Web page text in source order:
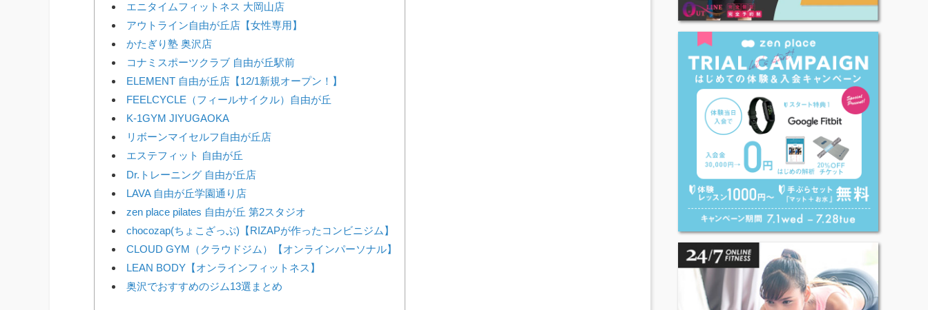
エニタイムフィットネス 大岡山店
アウトライン自由が丘店【女性専用】
かたぎり塾 奥沢店
コナミスポーツクラブ 自由が丘駅前
ELEMENT 自由が丘店【12/1新規オープン！】
FEELCYCLE（フィールサイクル）自由が丘
K-1GYM JIYUGAOKA
リボーンマイセルフ自由が丘店
エステフィット 自由が丘
Dr.トレーニング 自由が丘店
LAVA 自由が丘学園通り店
zen place pilates 自由が丘 第2スタジオ
chocozap(ちょこざっぷ)【RIZAPが作ったコンビニジム】
CLOUD GYM（クラウドジム）【オンラインパーソナル】
LEAN BODY【オンラインフィットネス】
奥沢でおすすめのジム13選まとめ